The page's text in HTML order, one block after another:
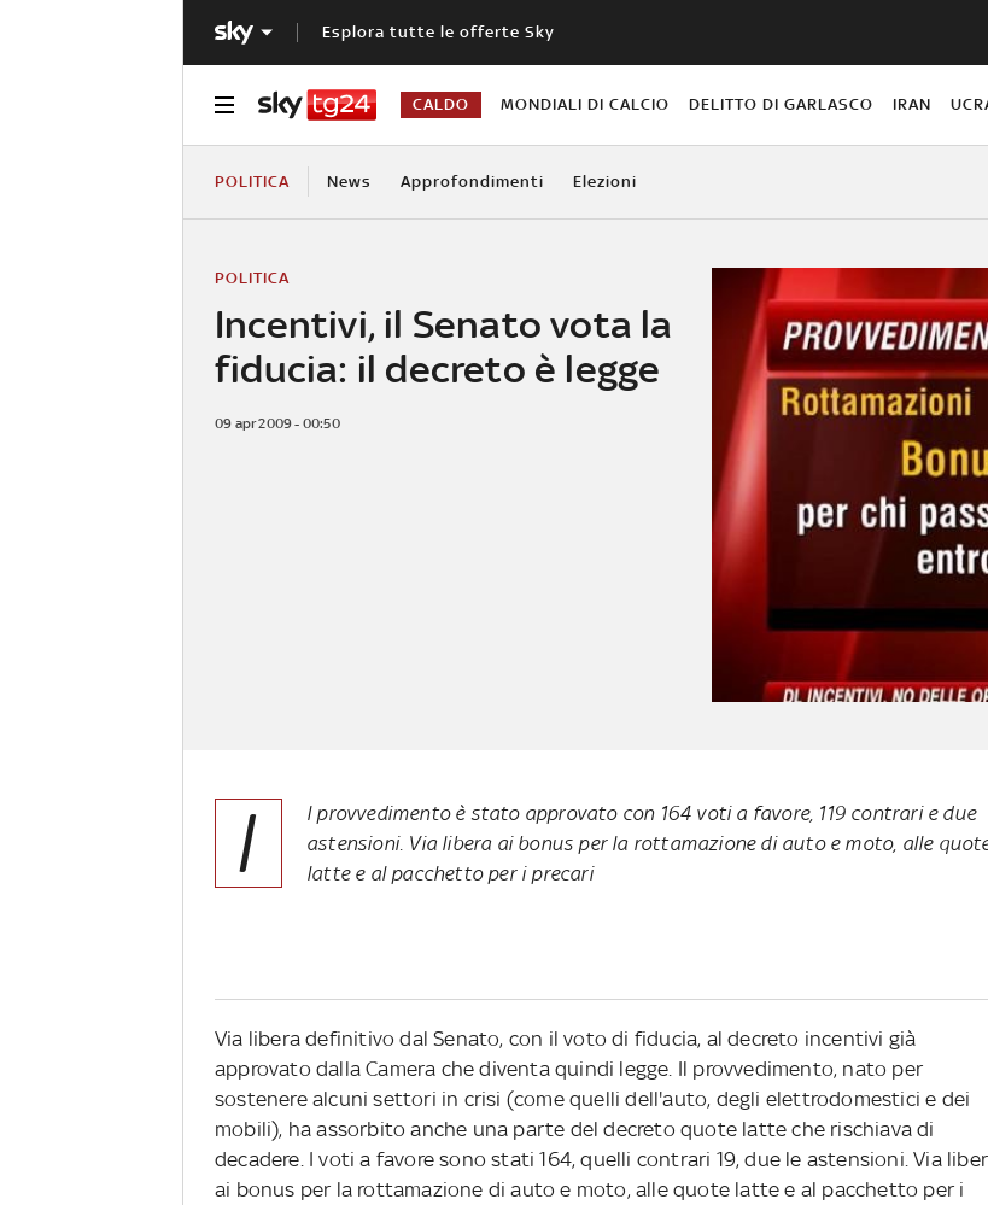
Esplora tutte le offerte Sky
CALDO MONDIALI DI CALCIO DELITTO DI GARLASCO IRAN
POLITICA News Approfondimenti Elezioni
Incentivi, il Senato vota la
fiducia: il decreto è legge
POLITICA
09 apr 2009 - 00:50
I
l provvedimento è stato approvato con 164 voti a favore, 119 contrari e due
astensioni. Via libera ai bonus per la rottamazione di auto e moto, alle
latte e al pacchetto per i precari
Via libera definitivo dal Senato, con il voto di fiducia, al decreto incentivi già
approvato dalla Camera che diventa quindi legge. Il provvedimento, nato per
sostenere alcuni settori in crisi (come quelli dell'auto, degli elettrodomestici e dei
mobili), ha assorbito anche una parte del decreto quote latte che rischiava di
decadere. I voti a favore sono stati 164, quelli contrari 19, due le astensioni. Via
ai bonus per la rottamazione di auto e moto, alle quote latte e al pacchetto per i